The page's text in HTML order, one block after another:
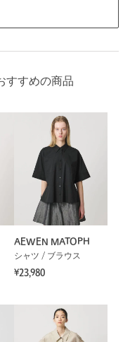
すすめの商品
AEWEN MATOPH
シャツ / ブラウス
¥23,980